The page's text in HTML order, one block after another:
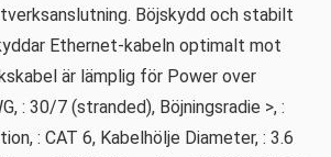
Böjskydd och stabilt
Ethernet-kabeln optimalt mot
är lämplig för Power over
: 30/7 (stranded), Böjningsradie >, :
: CAT 6, Kabelhölje Diameter, : 3.6